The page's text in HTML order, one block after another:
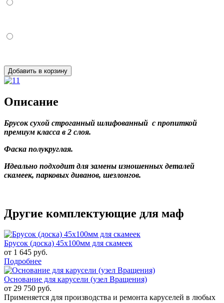
Добавить в корзину
Описание
Брусок сухой строганный шлифованный с пропиткой
премиум класса в 2 слоя.
Фаска полукруглая.
Идеально подходит для замены изношенных деталей
скамеек, парковых диванов, шезлонгов.
Другие комплектующие для маф
Брусок (доска) 45х100мм для скамеек
от 1 645 руб.
Подробнее
Основание для карусели (узел Вращения)
от 29 750 руб.
Применяется для производства и ремонта каруселей в любых